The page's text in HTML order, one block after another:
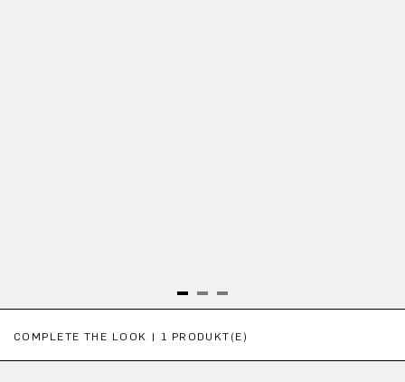
COMPLETE THE LOOK | 1 PRODUKT(E)